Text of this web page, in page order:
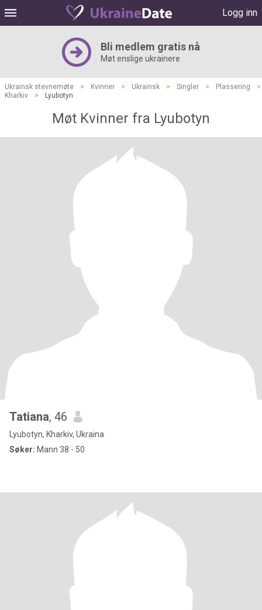
Logg inn
Bli medlem gratis nå
Møt enslige ukrainere
Ukrainsk stevnemøte > Kvinner > Ukrainsk > Singler > Plassering
>
Kharkiv
> Lyubotyn
Møt Kvinner fra Lyubotyn
Tatiana, 46
Lyubotyn, Kharkiv, Ukraina
Søker: Mann 38 - 50